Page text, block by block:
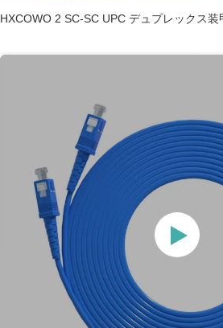
HXCOWO 2 SC-SC UPC デュプレックス